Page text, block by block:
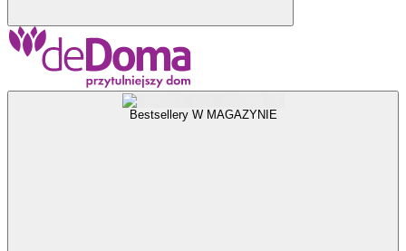
Bestsellery W MAGAZYNIE